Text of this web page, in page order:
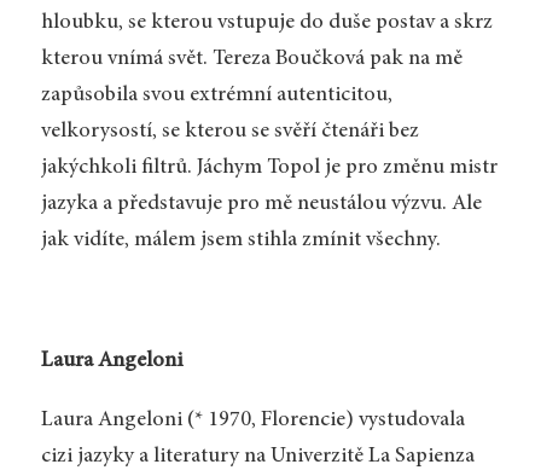
hloubku, se kterou vstupuje do duše postav a skrz
kterou vnímá svět. Tereza Boučková pak na mě
zapůsobila svou extrémní autenticitou,
velkorysostí, se kterou se svěří čtenáři bez
jakýchkoli filtrů. Jáchym Topol je pro změnu mistr
jazyka a představuje pro mě neustálou výzvu. Ale
jak vidíte, málem jsem stihla zmínit všechny.
Laura Angeloni
Laura Angeloni (* 1970, Florencie) vystudovala
cizi jazyky a literatury na Univerzitě La Sapienza